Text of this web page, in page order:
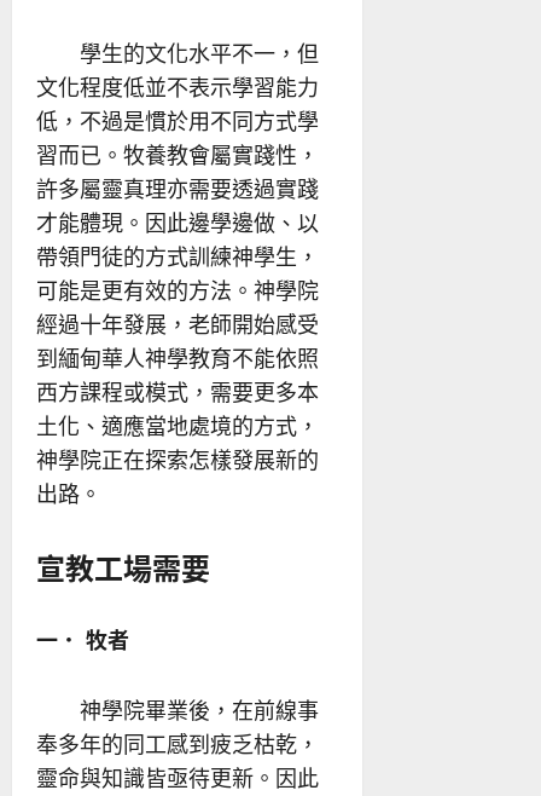
學生的文化水平不一，但
文化程度低並不表示學習能力
低，不過是慣於用不同方式學
習而已。牧養教會屬實踐性，
許多屬靈真理亦需要透過實踐
才能體現。因此邊學邊做、以
帶領門徒的方式訓練神學生，
可能是更有效的方法。神學院
經過十年發展，老師開始感受
到緬甸華人神學教育不能依照
西方課程或模式，需要更多本
土化、適應當地處境的方式，
神學院正在探索怎樣發展新的
出路。
宣教工場需要
一． 牧者
神學院畢業後，在前線事
奉多年的同工感到疲乏枯乾，
靈命與知識皆亟待更新。因此